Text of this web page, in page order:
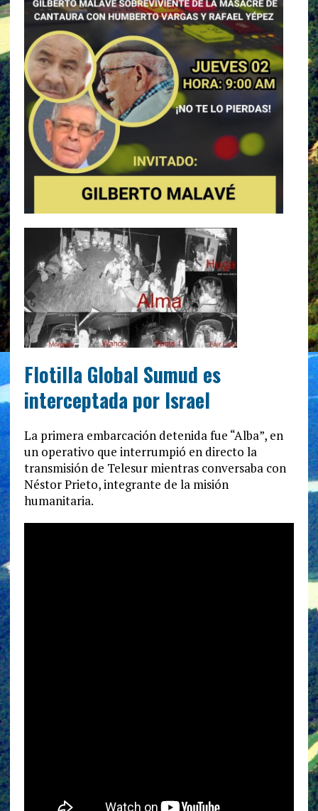
Flotilla Global Sumud es
interceptada por Israel
La primera embarcación detenida fue “Alba”, en
un operativo que interrumpió en directo la
transmisión de Telesur mientras conversaba con
Néstor Prieto, integrante de la misión
humanitaria.